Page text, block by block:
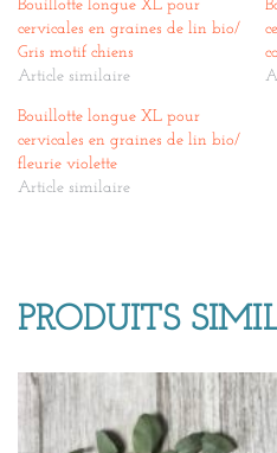
Bouillotte longue XL pour
cervicales en graines de lin bio/
Gris motif chiens
Article similaire
Bouillotte longue XL pour
cervicales en graines de lin bio/
fleurie violette
Article similaire
PRODUITS